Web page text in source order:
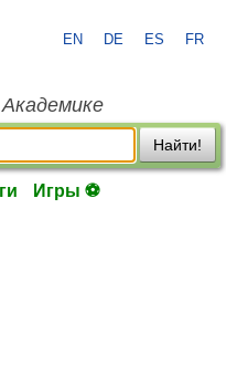
EN DE ES FR
Найти!
Игры ⚽